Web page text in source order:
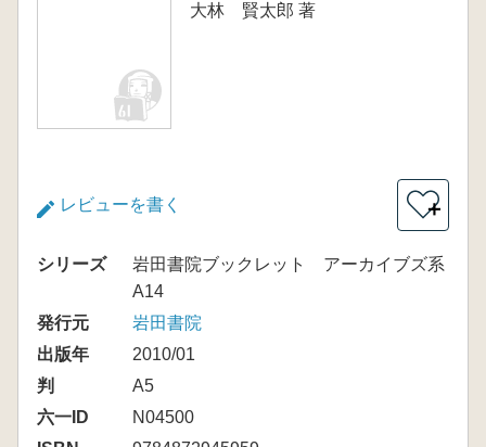
大林 賢太郎 著
レビューを書く ＋
シリーズ
岩田書院ブックレット アーカイブズ系
A14
発行元
岩田書院
出版年
2010/01
判
A5
六一ID
N04500